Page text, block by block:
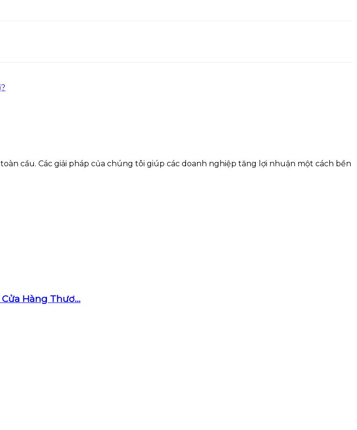
cầu. Các giải pháp của chúng tôi giúp các doanh nghiệp tăng lợi nhuận một cách bền
Hàng Thươ...